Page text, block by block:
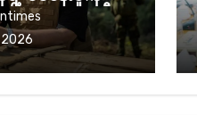
ဖို့ NUG ယာယီ
ေး